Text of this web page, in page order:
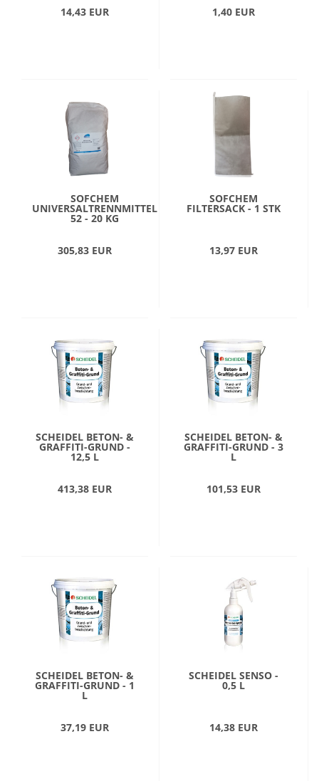
14,43 EUR 1,40 EUR
SOFCHEM
UNIVERSALTRENNMITTEL
52 - 20 KG
305,83 EUR
SOFCHEM
FILTERSACK - 1 STK
13,97 EUR
SCHEIDEL BETON- &
GRAFFITI-GRUND -
12,5 L
413,38 EUR
SCHEIDEL BETON- &
GRAFFITI-GRUND - 3
L
101,53 EUR
SCHEIDEL BETON- &
GRAFFITI-GRUND - 1
L
37,19 EUR
SCHEIDEL SENSO -
0,5 L
14,38 EUR